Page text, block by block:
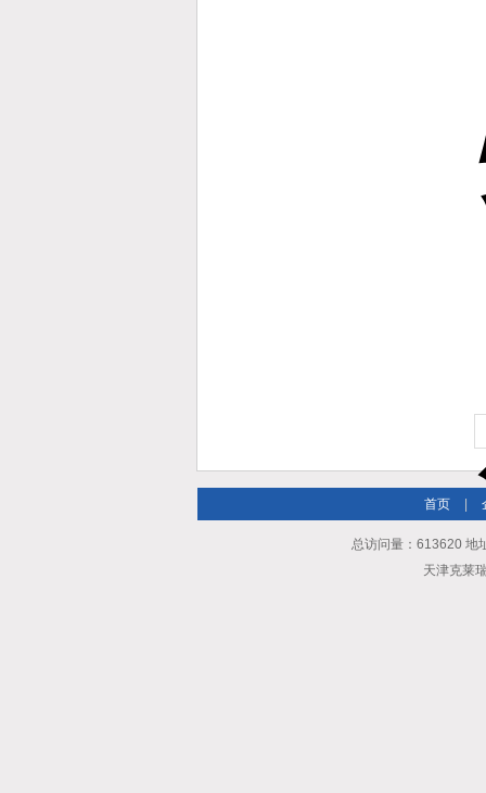
首页
总访问量：613620 地
天津克莱